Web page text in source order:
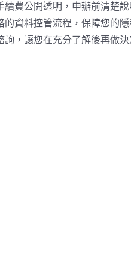
續費公開透明，申辦前清楚說
的資料控管流程，保障您的隱
詢，讓您在充分了解後再做決